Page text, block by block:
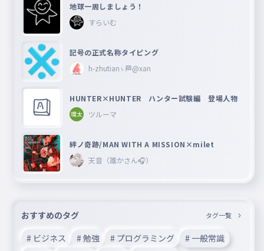
地球一周しましょう！
すらいむ
記号の正式名称タイピング
h-zhutian♄🏁@xan
HUNTER×HUNTER ハンター試験編 登場人物
ツルーマ
絆ノ奇跡/MAN WITH A MISSION×milet
天音（誰かさん🎧）
おすすめのタグ タグ一覧
# ビジネス # 勉強 # プログラミング
# 一般常識